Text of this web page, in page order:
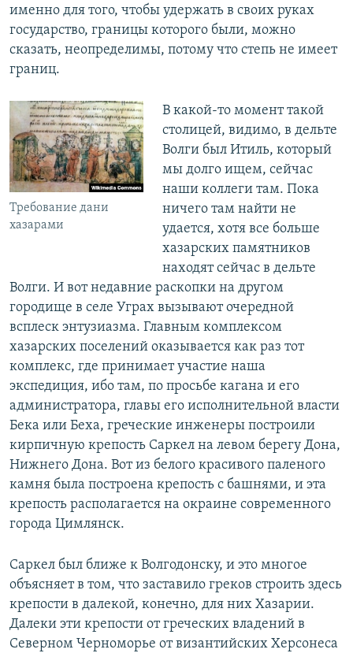
именно для того, чтобы удержать в своих руках
государство, границы которого были, можно
сказать, неопределимы, потому что степь не имеет
границ.
Требование дани
хазарами
В какой-то момент такой
столицей, видимо, в дельте
Волги был Итиль, который
мы долго ищем, сейчас
наши коллеги там. Пока
ничего там найти не
удается, хотя все больше
хазарских памятников
находят сейчас в дельте
Волги. И вот недавние раскопки на другом
городище в селе Уграх вызывают очередной
всплеск энтузиазма. Главным комплексом
хазарских поселений оказывается как раз тот
комплекс, где принимает участие наша
экспедиция, ибо там, по просьбе кагана и его
администратора, главы его исполнительной власти
Бека или Беха, греческие инженеры построили
кирпичную крепость Саркел на левом берегу Дона,
Нижнего Дона. Вот из белого красивого паленого
камня была построена крепость с башнями, и эта
крепость располагается на окраине современного
города Цимлянск.
Саркел был ближе к Волгодонску, и это многое
объясняет в том, что заставило греков строить здесь
крепости в далекой, конечно, для них Хазарии.
Далеки эти крепости от греческих владений в
Северном Черноморье от византийских Херсонеса